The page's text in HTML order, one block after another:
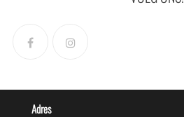
Adres